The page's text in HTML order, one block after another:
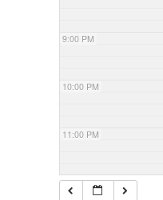
9:00 PM
10:00 PM
11:00 PM